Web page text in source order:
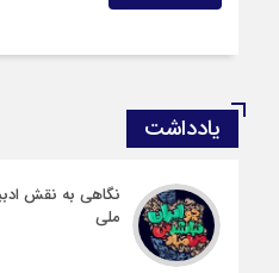
یادداشت
نگاهی به نقش
ملی